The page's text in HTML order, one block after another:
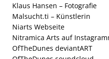
Klaus Hansen – Fotografie
Malsucht.ti – Künstlerin
Niarts Webseite
Nitramica Arts auf
OfTheDunes deviantART